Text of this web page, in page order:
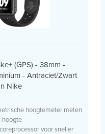
(GPS) - 38mm -
- Antraciet/Zwart
Nike
hoogtemeter meten
hoogte
voor sneller